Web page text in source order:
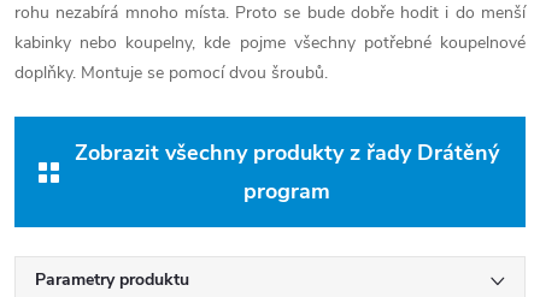
rohu nezabírá mnoho místa. Proto se bude dobře hodit i do menší
kabinky nebo koupelny, kde pojme všechny potřebné koupelnové
doplňky. Montuje se pomocí dvou šroubů.
Zobrazit všechny produkty z řady Drátěný
program
Parametry produktu